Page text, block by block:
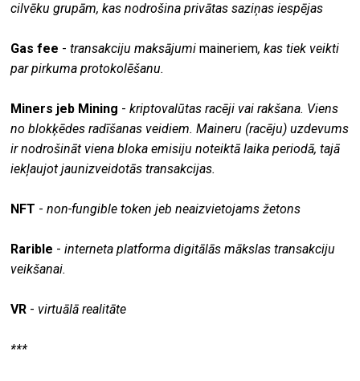
cilvēku grupām, kas nodrošina privātas saziņas iespējas
Gas fee -transakciju maksājumimaineriem, kas tiek veikti
par pirkuma protokolēšanu.
Miners jeb Mining -kriptovalūtas racēji vai rakšana. Viens
no blokķēdes radīšanas veidiem. Maineru (racēju) uzdevums
ir nodrošināt viena bloka emisiju noteiktā laika periodā, tajā
iekļaujot jaunizveidotās transakcijas.
NFT -non-fungible token jeb neaizvietojams žetons
Rarible -interneta platforma digitālās mākslas transakciju
veikšanai.
VR - virtuālā realitāte
***